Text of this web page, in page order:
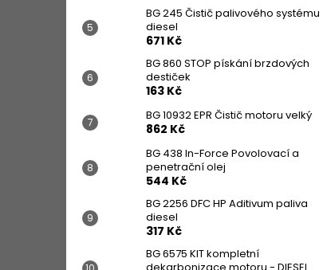
BG 245 Čistič palivového systému
diesel
671 Kč
BG 860 STOP pískání brzdových
destiček
163 Kč
BG 10932 EPR Čistič motoru velký
862 Kč
BG 438 In-Force Povolovací a
penetrační olej
544 Kč
BG 2256 DFC HP Aditivum paliva
diesel
317 Kč
BG 6575 KIT kompletní